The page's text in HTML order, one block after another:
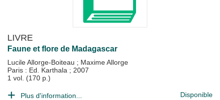
LIVRE
Faune et flore de Madagascar
Lucile Allorge-Boiteau ; Maxime Allorge
Paris : Ed. Karthala ; 2007
1 vol. (170 p.)
Plus d'information... Disponible